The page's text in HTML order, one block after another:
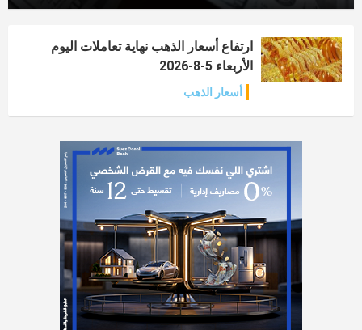
ارتفاع أسعار الذهب نهاية تعاملات اليوم
الأربعاء 5-8-2026
أسعار الذهب